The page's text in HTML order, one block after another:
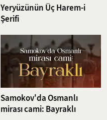
Yeryüzünün Üç Harem-i
Şerifi
Samokov'da Osmanlı
mirası cami: Bayraklı